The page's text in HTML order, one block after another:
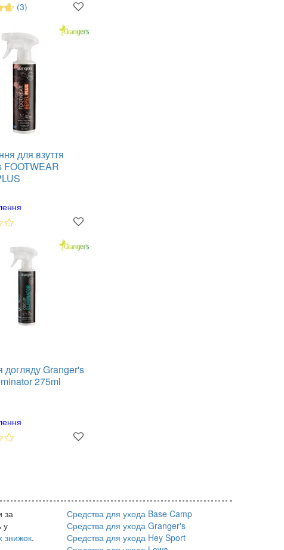
(3)
для взуття
FOOTWEAR
догляду Granger's
275ml
за
у
знижок.
Средства для ухода Base Camp
Средства для ухода Granger's
Средства для ухода Hey Sport